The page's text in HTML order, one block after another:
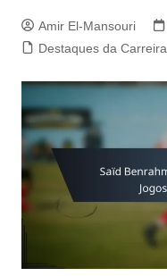
Amir El-Mansouri
Destaques da Carreira